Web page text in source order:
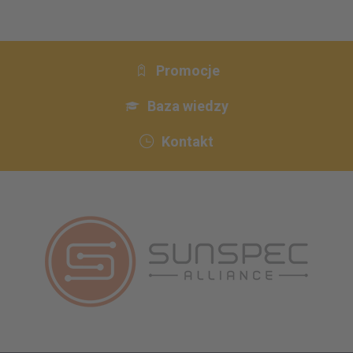
Promocje
Baza wiedzy
Kontakt